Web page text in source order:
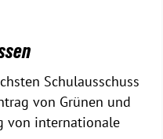
Schulausschuss
von Grünen und
von internationale